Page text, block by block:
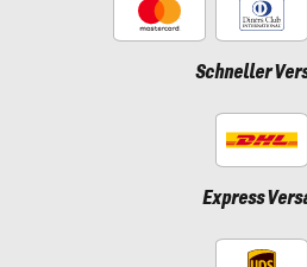
Schneller
Express